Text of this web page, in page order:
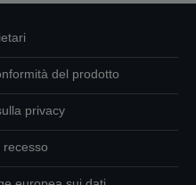
del prodotto
privacy
recesso